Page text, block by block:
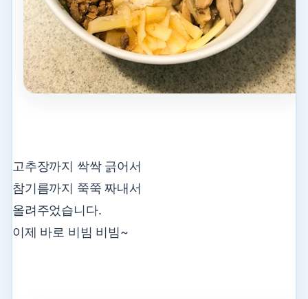
고추장까지 싹싹 긁어서
참기름까지 쭉쭉 짜내서
올려주었습니다.
이제 바로 비빔 비빔~